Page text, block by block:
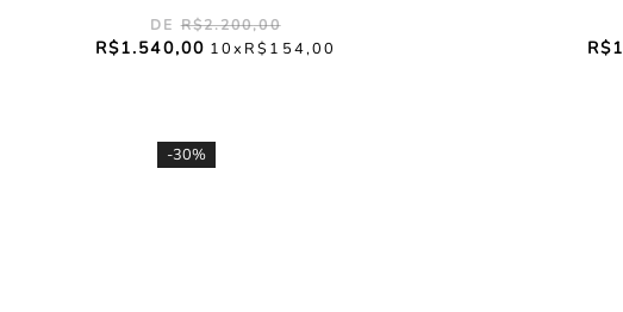
R$2.200,00
R$1.540,00 10 R$ 154,00 R$1
-30%